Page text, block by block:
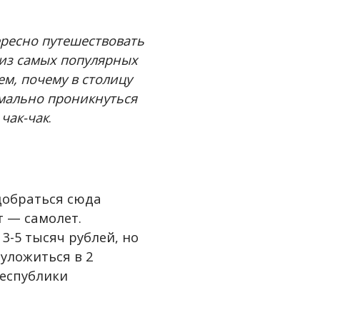
путешествовать
самых популярных
почему в столицу
проникнуться
чак.
сюда
— самолет.
5 тысяч рублей, но
в 2